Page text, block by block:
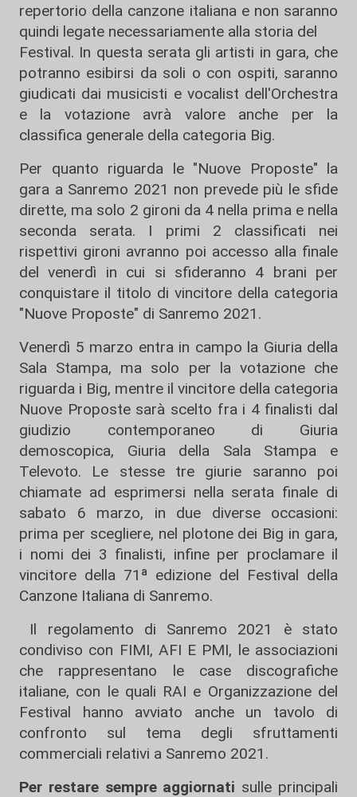
repertorio della canzone italiana e non saranno
quindi legate necessariamente alla storia del
Festival. In questa serata gli artisti in gara, che
potranno esibirsi da soli o con ospiti, saranno
giudicati dai musicisti e vocalist dell'Orchestra
e la votazione avrà valore anche per la
classifica generale della categoria Big.
Per quanto riguarda le "Nuove Proposte" la
gara a Sanremo 2021 non prevede più le sfide
dirette, ma solo 2 gironi da 4 nella prima e nella
seconda serata. I primi 2 classificati nei
rispettivi gironi avranno poi accesso alla finale
del venerdì in cui si sfideranno 4 brani per
conquistare il titolo di vincitore della categoria
"Nuove Proposte" di Sanremo 2021.
Venerdì 5 marzo entra in campo la Giuria della
Sala Stampa, ma solo per la votazione che
riguarda i Big, mentre il vincitore della categoria
Nuove Proposte sarà scelto fra i 4 finalisti dal
giudizio contemporaneo di Giuria
demoscopica, Giuria della Sala Stampa e
Televoto. Le stesse tre giurie saranno poi
chiamate ad esprimersi nella serata finale di
sabato 6 marzo, in due diverse occasioni:
prima per scegliere, nel plotone dei Big in gara,
i nomi dei 3 finalisti, infine per proclamare il
vincitore della 71ᵃ edizione del Festival della
Canzone Italiana di Sanremo.
Il regolamento di Sanremo 2021 è stato
condiviso con FIMI, AFI E PMI, le associazioni
che rappresentano le case discografiche
italiane, con le quali RAI e Organizzazione del
Festival hanno avviato anche un tavolo di
confronto sul tema degli sfruttamenti
commerciali relativi a Sanremo 2021.
Per restare sempre aggiornati sulle principali